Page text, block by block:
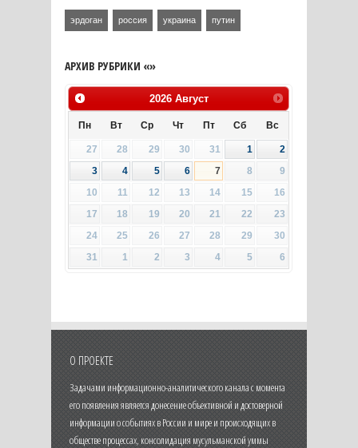
эрдоган россия украина путин
АРХИВ РУБРИКИ «»
2026 Август
Пн Вт Ср Чт Пт Сб Вс
27 28 29 30 31 1
2
3
4 5 6 7 8
9
10
11 12 13 14 15
16
17
18 19 20 21 22
23
24
25 26 27 28 29
30
31
1 2 3 4 5 6
О ПРОЕКТЕ
Задачами информационно-аналитического канала с момента
его появления является донесение объективной и достоверной
информации о событиях в России и мире и происходящих в
обществе процессах, консолидация мусульманской уммы